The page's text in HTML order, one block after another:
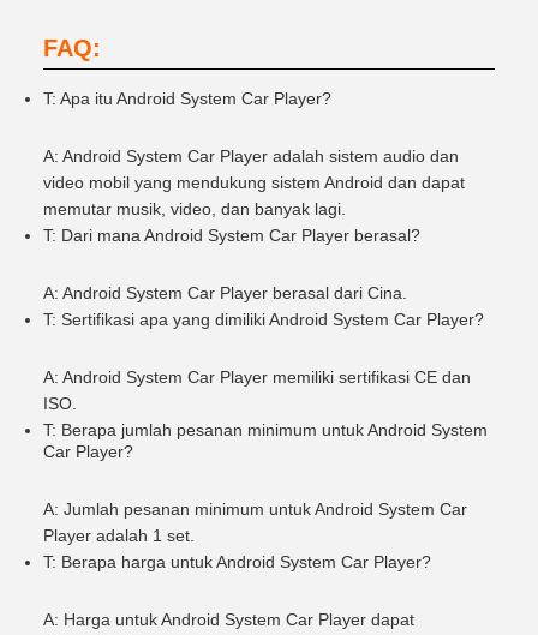
FAQ:
T: Apa itu Android System Car Player?
A: Android System Car Player adalah sistem audio dan
video mobil yang mendukung sistem Android dan dapat
memutar musik, video, dan banyak lagi.
T: Dari mana Android System Car Player berasal?
A: Android System Car Player berasal dari Cina.
T: Sertifikasi apa yang dimiliki Android System Car Player?
A: Android System Car Player memiliki sertifikasi CE dan
ISO.
T: Berapa jumlah pesanan minimum untuk Android System
Car Player?
A: Jumlah pesanan minimum untuk Android System Car
Player adalah 1 set.
T: Berapa harga untuk Android System Car Player?
A: Harga untuk Android System Car Player dapat